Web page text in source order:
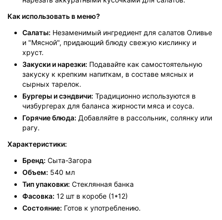
Как использовать в меню?
Салаты: Незаменимый ингредиент для салатов Оливье
и "Мясной", придающий блюду свежую кислинку и
хруст.
Закуски и нарезки: Подавайте как самостоятельную
закуску к крепким напиткам, в составе мясных и
сырных тарелок.
Бургеры и сэндвичи: Традиционно используются в
чизбургерах для баланса жирности мяса и соуса.
Горячие блюда: Добавляйте в рассольник, солянку или
рагу.
Характеристики:
Бренд: Сыта-Загора
Объем: 540 мл
Тип упаковки: Стеклянная банка
Фасовка: 12 шт в коробе (1*12)
Состояние: Готов к употреблению.